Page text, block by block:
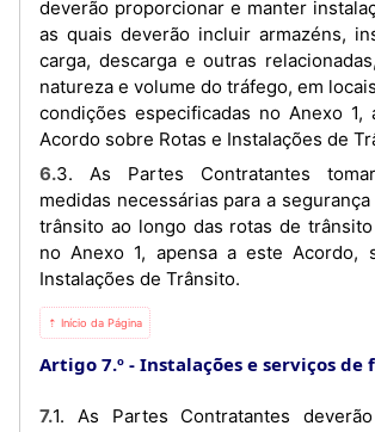
deverão proporcionar e manter
as quais deverão incluir armazéns,
carga, descarga e outras
natureza e volume do tráfego, em
condições especificadas no Anexo 1,
Acordo sobre Rotas e Instalações de
6.3. As Partes Contratantes tomarão todas as
medidas necessárias para a
trânsito ao longo das rotas de
no Anexo 1, apensa a este Acordo,
Instalações de Trânsito.
⇡ Início da Página
Artigo 7.º Instalações e serviços de
7.1. As Partes Contratantes deverão proporcionar